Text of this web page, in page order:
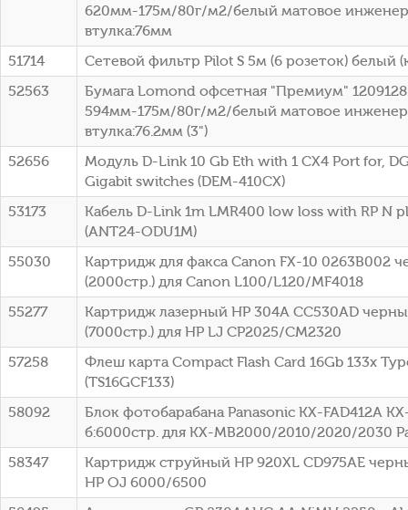
620мм-175м/80г/м2/белый матовое
втулка:76мм
51714
Сетевой фильтр Pilot S 5м (6 розеток) белый
52563
Бумага Lomond офсетная "Премиум" 1209128
594мм-175м/80г/м2/белый матовое
втулка:76.2мм (3")
52656
Модуль D-Link 10 Gb Eth with 1 CX4 Port for,
Gigabit switches (DEM-410CX)
53173
Кабель D-Link 1m LMR400 low loss with RP N
(ANT24-ODU1M)
55030
Картридж для факса Canon FX-10 0263B002
(2000стр.) для Canon L100/L120/MF4018
55277
Картридж лазерный HP 304A CC530AD
(7000стр.) для HP LJ CP2025/CM2320
57258
Флеш карта Compact Flash Card 16Gb 133x
(TS16GCF133)
58092
Блок фотобарабана Panasonic KX-FAD412A
б:6000стр. для KX-MB2000/2010/2020/2030
58347
Картридж струйный HP 920XL CD975AE
HP OJ 6000/6500